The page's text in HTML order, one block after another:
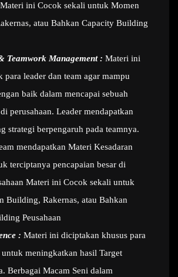
ini Cocok sekali untuk Momen
atau Bahkan Capacity Building
Teamwork Management : Materi ini
para leader dan team agar mampu
baik dalam mencapai sebuah
perusahaan. Leader mendapatkan
strategi berpengaruh pada teamnya.
mendapatkan Materi Kesadaran
terciptanya pencapaian besar di
Materi ini Cocok sekali untuk
Building, Rakernas, atau Bahkan
Peusahaan
: Materi ini diciptakan khusus para
untuk meningkatkan hasil Target
Berbagai Macam Seni dalam